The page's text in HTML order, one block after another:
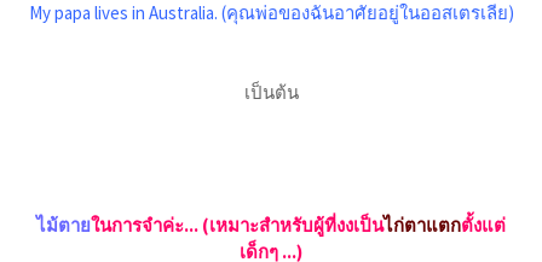
My papa lives in Australia. (คุณพ่อของฉันอาศัยอยู่ในออสเตรเลีย)
เป็นต้น
ไม้ตายในการจำค่ะ... (เหมาะสำหรับผู้ที่งงเป็นไก่ตาแตกตั้งแต่
เด็กๆ ...)